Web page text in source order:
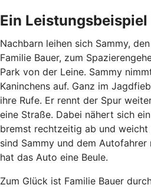
Ein Leistungsbeispiel
Nachbarn leihen sich Sammy,
Familie Bauer, zum
Park von der Leine. Sammy
Kaninchens auf. Ganz im
ihre Rufe. Er rennt der Spur
eine Straße. Dabei nähert sich
bremst rechtzeitig ab und weicht
sind Sammy und dem
hat das Auto eine Beule.
Zum Glück ist Familie Bauer